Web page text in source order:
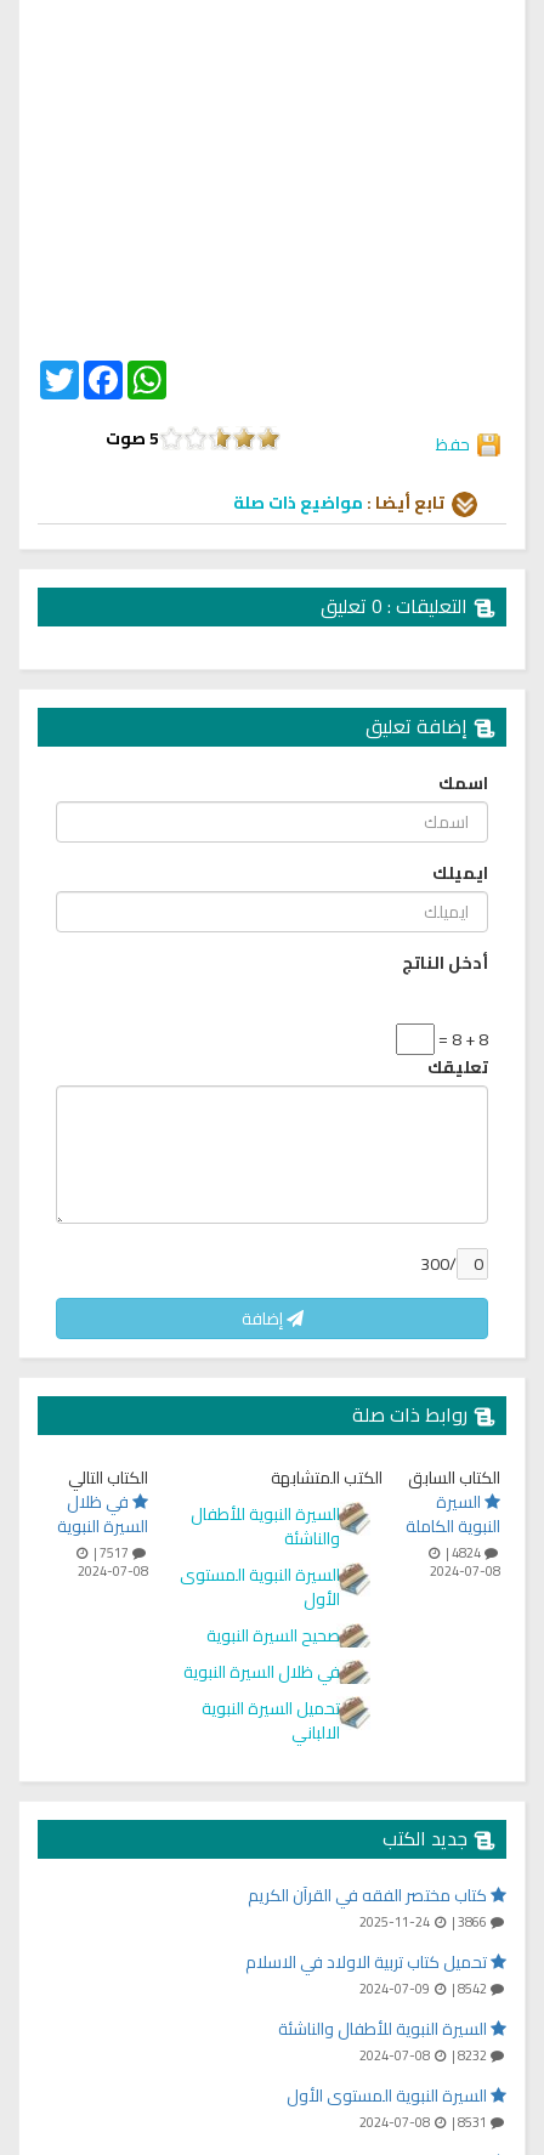
Twitter
FacebookWhatsApp
5صوت
حفظ
تابع أيضا :مواضيع ذات صلة
التعليقات : 0 تعليق
إضافة تعليق
اسمك
ايميلك
أدخل الناتج
8 + 8 =
تعليقك
/300
إضافة
روابط ذات صلة
الكتاب السابق
السيرة
النبوية الكاملة
4824 |
2024-07-08
الكتب المتشابهة
السيرة النبوية للأطفال
والناشئة
السيرة النبوية المستوى
الأول
صحيح السيرة النبوية
في ظلال السيرة النبوية
تحميل السيرة النبوية
الالباني
الكتاب التالي
في ظلال
السيرة النبوية
2024-07-08
جديد الكتب
كتاب مختصر الفقه في القرآن الكريم
2025-11-24
تحميل كتاب تربية الاولاد في الاسلام
السيرة النبوية للأطفال والناشئة
2024-07-08
السيرة النبوية المستوى الأول
2024-07-08